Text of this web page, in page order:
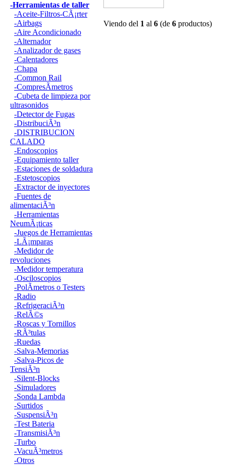
-Herramientas de taller
-Aceite-Filtros-CÃ¡rter
-Airbags
-Aire Acondicionado
-Alternador
-Analizador de gases
-Calentadores
-Chapa
-Common Rail
-CompresÃ­metros
-Cubeta de limpieza por
ultrasonidos
-Detector de Fugas
-DistribuciÃ³n
-DISTRIBUCION
CALADO
-Endoscopios
-Equipamiento taller
-Estaciones de soldadura
-Estetoscopios
-Extractor de inyectores
-Fuentes de
alimentaciÃ³n
-Herramientas
NeumÃ¡ticas
-Juegos de Herramientas
-LÃ¡mparas
-Medidor de
revoluciones
-Medidor temperatura
-Osciloscopios
-PolÃ­metros o Testers
-Radio
-RefrigeraciÃ³n
-RelÃ©s
-Roscas y Tornillos
-RÃ³tulas
-Ruedas
-Salva-Memorias
-Salva-Picos de
TensiÃ³n
-Silent-Blocks
-Simuladores
-Sonda Lambda
-Surtidos
-SuspensiÃ³n
-Test Bateria
-TransmisiÃ³n
-Turbo
-VacuÃ³metros
-Otros
Viendo del 1 al 6 (de 6 productos)